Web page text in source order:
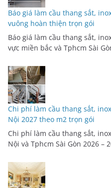
Báo giá làm cầu thang sắt,
vuông hoàn thiện trọn gói
Báo giá làm cầu thang sắt,
vực miền bắc và Tphcm Sài
Chi phí làm cầu thang sắt,
Nội 2027 theo m2 trọn gói
Chi phí làm cầu thang sắt,
Nội và Tphcm Sài Gòn 2026 –